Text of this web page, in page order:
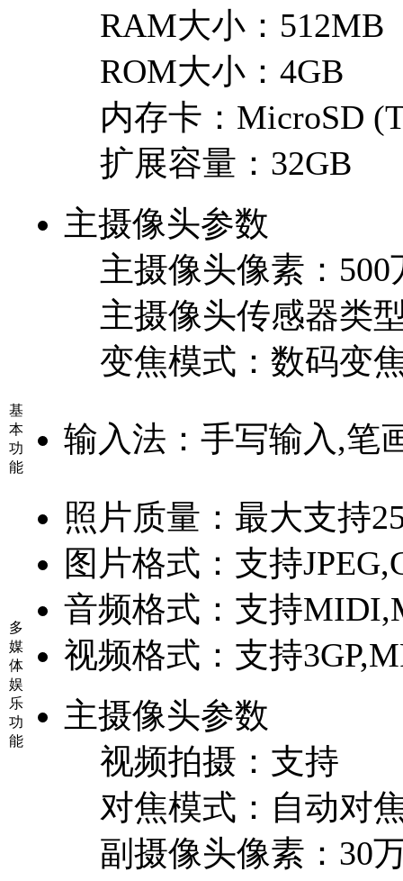
RAM大小： 512MB
ROM大小： 4GB
内存卡： MicroSD
扩展容量： 32GB
主摄像头参数
主摄像头像素：
主摄像头传感器类
变焦模式： 数码变
基
本
功
能
输入法： 手写输入,笔
多
媒
体
娱
乐
功
能
照片质量： 最大支持
图片格式： 支持
音频格式： 支持
视频格式： 支持
主摄像头参数
视频拍摄： 支持
对焦模式： 自动对
副摄像头像素： 30